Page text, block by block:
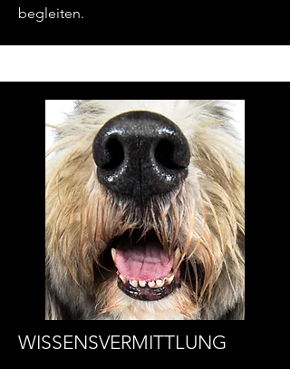
begleiten.
WISSENSVERMITTLUNG